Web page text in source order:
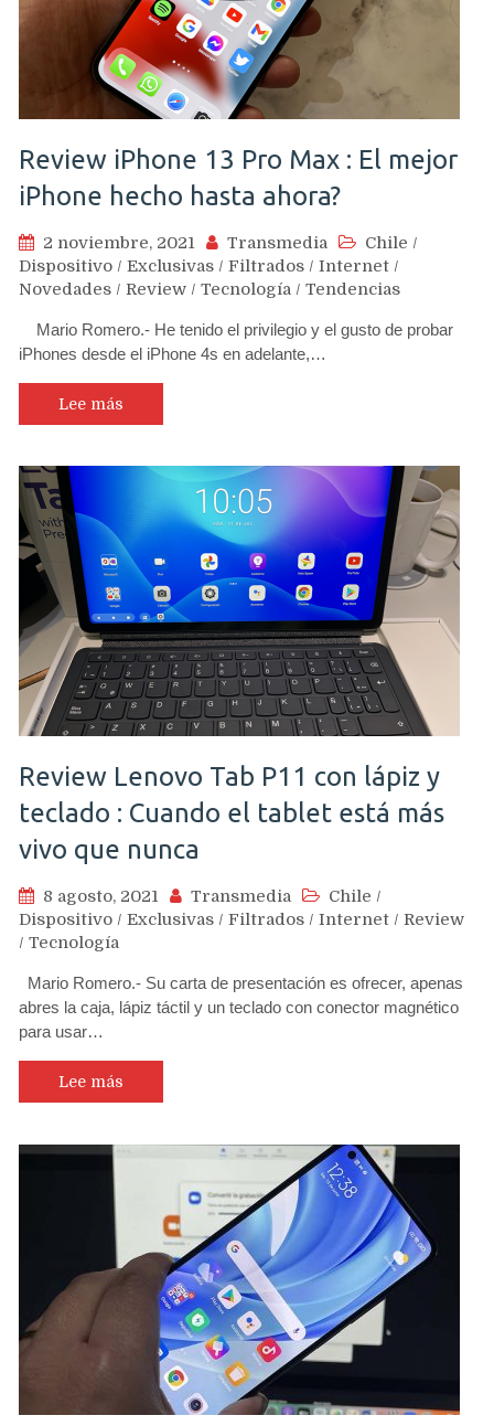
Review iPhone 13 Pro Max : El mejor
iPhone hecho hasta ahora?
2 noviembre, 2021 Transmedia Chile /
Dispositivo / Exclusivas / Filtrados / Internet /
Novedades / Review / Tecnología / Tendencias
Mario Romero.- He tenido el privilegio y el gusto de probar
iPhones desde el iPhone 4s en adelante,…
Lee más
Review Lenovo Tab P11 con lápiz y
teclado : Cuando el tablet está más
vivo que nunca
8 agosto, 2021 Transmedia Chile /
Dispositivo / Exclusivas / Filtrados / Internet / Review
/ Tecnología
Mario Romero.- Su carta de presentación es ofrecer, apenas
abres la caja, lápiz táctil y un teclado con conector magnético
para usar…
Lee más